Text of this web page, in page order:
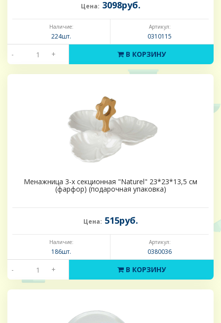
Цена: 3098руб.
Наличие:
224шт.
Артикул:
0310115
- + В КОРЗИНУ
Менажница 3-х секционная "Naturel" 23*23*13,5 см
(фарфор) (подарочная упаковка)
Цена: 515руб.
Наличие:
186шт.
Артикул:
0380036
- + В КОРЗИНУ